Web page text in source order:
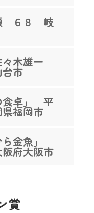
６８ 岐
木雄一
市
食卓」 平
福岡市
ら金魚」
府大阪市
賞